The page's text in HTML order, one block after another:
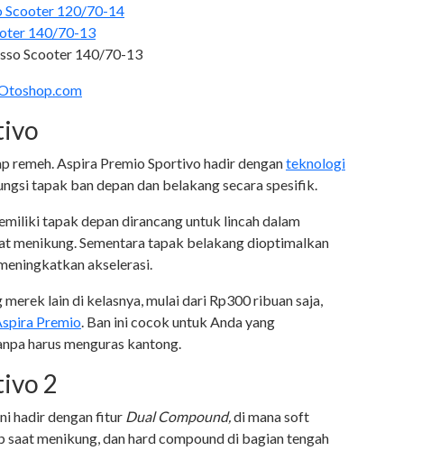
Scooter 120/70-14
140/70-13
Scooter 140/70-13
remeh. Aspira Premio Sportivo hadir denganteknologi
tapak ban depan dan belakang secara spesifik.
tapak depan dirancang untuk lincah dalam
menikung. Sementara tapak belakang dioptimalkan
akselerasi.
lain di kelasnya, mulai dari Rp300 ribuan saja,
Premio. Ban ini cocok untuk Anda yang
harus menguras kantong.
2
hadir dengan fitur Dual Compound,di mana soft
menikung, dan hard compound di bagian tengah